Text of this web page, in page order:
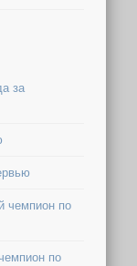
за
чемпион по
по